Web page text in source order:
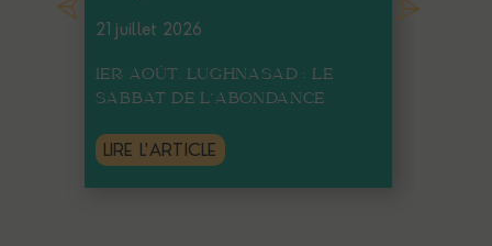
21 juillet 2026
1ER AOÛT. LUGHNASAD : LE
SABBAT DE L’ABONDANCE
LIRE L'ARTICLE